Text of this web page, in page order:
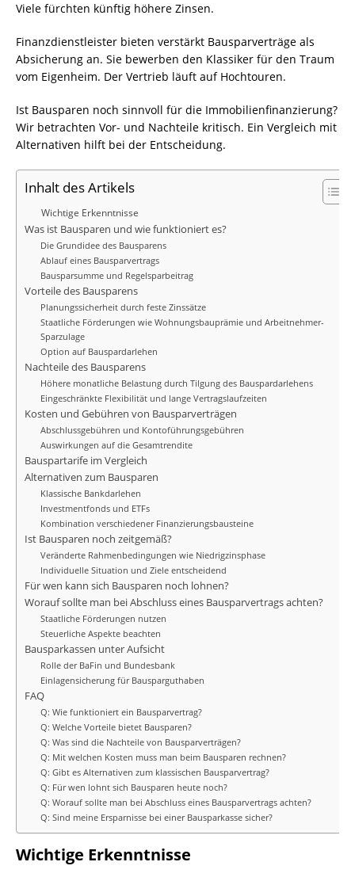
Viele fürchten künftig höhere Zinsen.
Finanzdienstleister bieten verstärkt Bausparverträge als
Absicherung an. Sie bewerben den Klassiker für den Traum
vom Eigenheim. Der Vertrieb läuft auf Hochtouren.
Ist Bausparen noch sinnvoll für die Immobilienfinanzierung?
Wir betrachten Vor- und Nachteile kritisch. Ein Vergleich mit
Alternativen hilft bei der Entscheidung.
Inhalt des Artikels
Wichtige Erkenntnisse
Was ist Bausparen und wie funktioniert es?
Die Grundidee des Bausparens
Ablauf eines Bausparvertrags
Bausparsumme und Regelsparbeitrag
Vorteile des Bausparens
Planungssicherheit durch feste Zinssätze
Staatliche Förderungen wie Wohnungsbauprämie und Arbeitnehmer-
Sparzulage
Option auf Bauspardarlehen
Nachteile des Bausparens
Höhere monatliche Belastung durch Tilgung des Bauspardarlehens
Eingeschränkte Flexibilität und lange Vertragslaufzeiten
Kosten und Gebühren von Bausparverträgen
Abschlussgebühren und Kontoführungsgebühren
Auswirkungen auf die Gesamtrendite
Bauspartarife im Vergleich
Alternativen zum Bausparen
Klassische Bankdarlehen
Investmentfonds und ETFs
Kombination verschiedener Finanzierungsbausteine
Ist Bausparen noch zeitgemäß?
Veränderte Rahmenbedingungen wie Niedrigzinsphase
Individuelle Situation und Ziele entscheidend
Für wen kann sich Bausparen noch lohnen?
Worauf sollte man bei Abschluss eines Bausparvertrags achten?
Staatliche Förderungen nutzen
Steuerliche Aspekte beachten
Bausparkassen unter Aufsicht
Rolle der BaFin und Bundesbank
Einlagensicherung für Bausparguthaben
FAQ
Q: Wie funktioniert ein Bausparvertrag?
Q: Welche Vorteile bietet Bausparen?
Q: Was sind die Nachteile von Bausparverträgen?
Q: Mit welchen Kosten muss man beim Bausparen rechnen?
Q: Gibt es Alternativen zum klassischen Bausparvertrag?
Q: Für wen lohnt sich Bausparen heute noch?
Q: Worauf sollte man bei Abschluss eines Bausparvertrags achten?
Q: Sind meine Ersparnisse bei einer Bausparkasse sicher?
Wichtige Erkenntnisse